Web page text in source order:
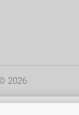
2026